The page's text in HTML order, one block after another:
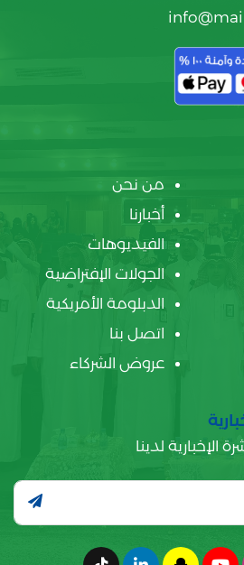
من نحن
أخبارنا
الفيديوهات
الجولات الإفتراضية
الدبلومة الأمريكية
اتصل بنا
عروض الشركاء
الإخبارية لدينا